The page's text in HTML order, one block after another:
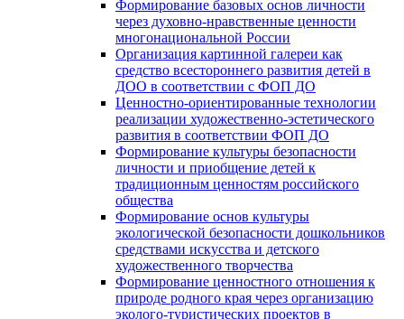
Формирование базовых основ личности
через духовно-нравственные ценности
многонациональной России
Организация картинной галереи как
средство всестороннего развития детей в
ДОО в соответствии с ФОП ДО
Ценностно-ориентированные технологии
реализации художественно-эстетического
развития в соответствии ФОП ДО
Формирование культуры безопасности
личности и приобщение детей к
традиционным ценностям российского
общества
Формирование основ культуры
экологической безопасности дошкольников
средствами искусства и детского
художественного творчества
Формирование ценностного отношения к
природе родного края через организацию
эколого-туристических проектов в